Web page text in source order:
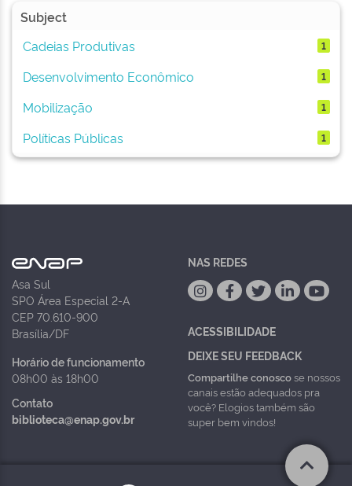
Subject
Cadeias Produtivas
1
Desenvolvimento Econômico 1
Mobilização 1
Políticas Públicas 1
Asa Sul
SPO Área Especial 2-A
CEP 70.610-900
Brasília/DF
Horário de funcionamento
08h00 às 18h00
Contato
biblioteca@enap.gov.br
NAS REDES
ACESSIBILIDADE
DEIXE SEU FEEDBACK
Compartilhe conoscose nossos
canais estão adequados pra
você? Elogios também são
super bem vindos!